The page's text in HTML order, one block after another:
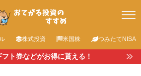
株式投資 米国株 つみたてNISA
ト券などがお得に貰える！